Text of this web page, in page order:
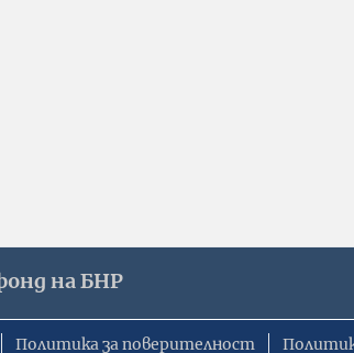
на БНР
Политика за поверителност